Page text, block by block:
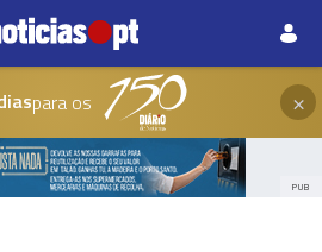
para os ×
PUB